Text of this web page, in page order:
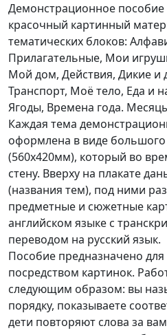
Демонстрационное пособие
красочный картинный
тематических блоков:
Прилагательные, Мои
Мой дом, Действия, Дикие
Транспорт, Моё тело, Еда и
Ягоды, Времена года.
Каждая тема
оформлена в виде
(560х420мм), который во
стену. Вверху на плакате
(названия тем), под ними
предметные и сюжетные
английском языке с
переводом на русский язык.
Пособие предназначено
посредством картинок.
следующим образом: вы
порядку, показываете
дети повторяют слова за